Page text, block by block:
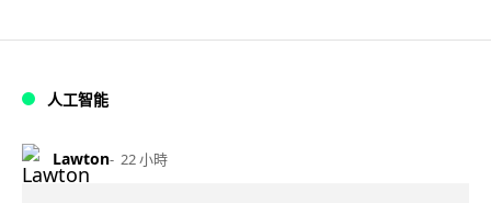
人工智能
Lawton 22 小時